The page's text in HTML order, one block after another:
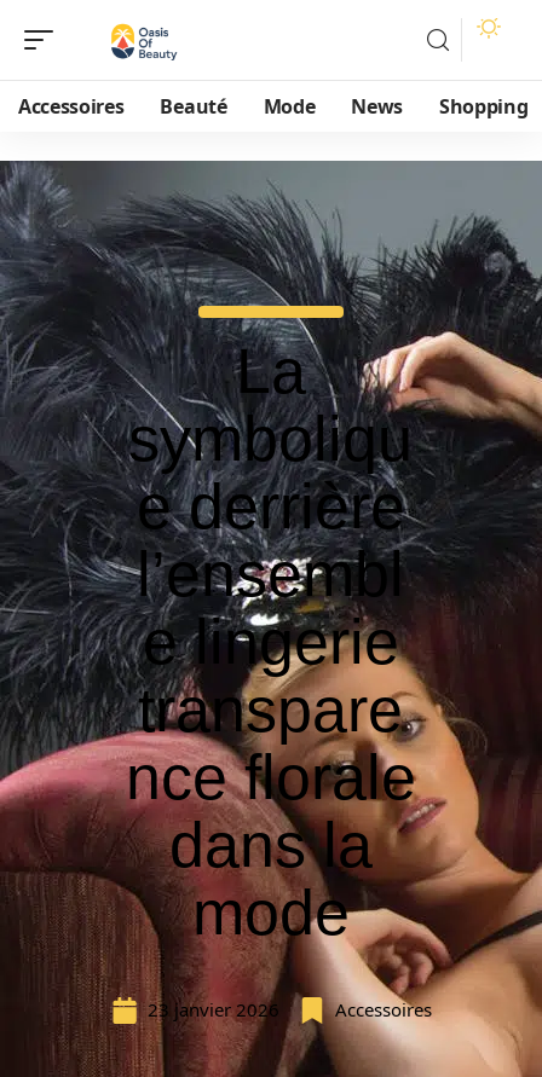
Accessoires Beauté Mode News Shopping
La
symboliqu
e derrière
l’ensembl
e lingerie
transpare
nce florale
dans la
mode
23 janvier 2026 Accessoires